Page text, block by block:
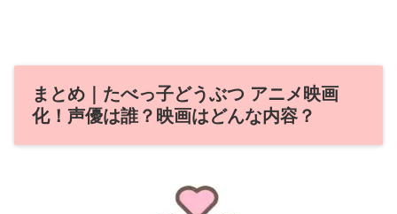
まとめ｜たべっ子どうぶつ アニメ映画
化！声優は誰？映画はどんな内容？